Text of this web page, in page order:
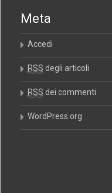
Meta
Accedi
RSS degli articoli
RSS dei commenti
WordPress.org